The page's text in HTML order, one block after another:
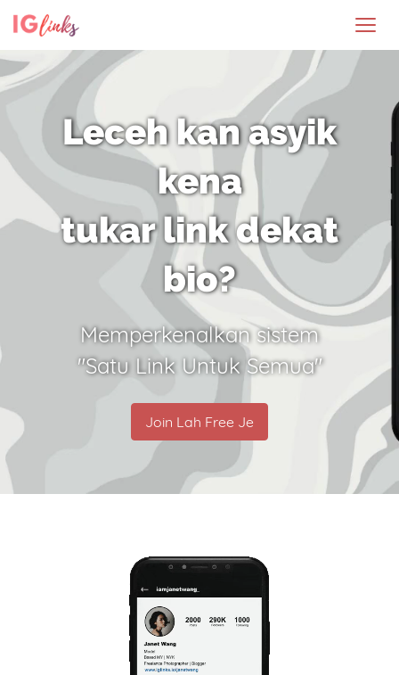
Leceh kan asyik
kena
tukar link dekat
bio?
Memperkenalkan sistem
"Satu Link Untuk Semua"
Join Lah Free Je